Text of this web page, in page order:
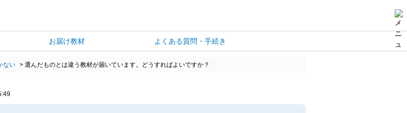
お届け教材 よくある質問・手続き
ない > 選んだものとは違う教材が届いています。どうすればよいですか？